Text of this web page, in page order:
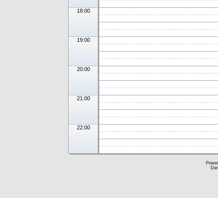
18:00
19:00
20:00
21:00
22:00